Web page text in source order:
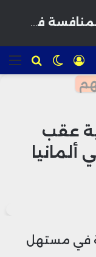
للبحث الوضع
المظلم
تسجيل
الدخول
عقب
في مستهل